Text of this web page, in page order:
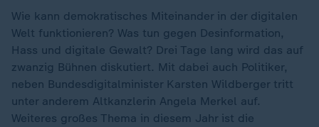
Wie kann demokratisches Miteinander in der digitalen
Welt funktionieren? Was tun gegen Desinformation,
Hass und digitale Gewalt? Drei Tage lang wird das auf
zwanzig Bühnen diskutiert. Mit dabei auch Politiker,
neben Bundesdigitalminister Karsten Wildberger tritt
unter anderem Altkanzlerin Angela Merkel auf.
Weiteres großes Thema in diesem Jahr ist die